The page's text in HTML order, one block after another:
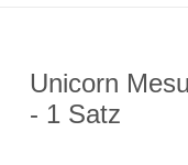
Unicorn
- 1 Satz